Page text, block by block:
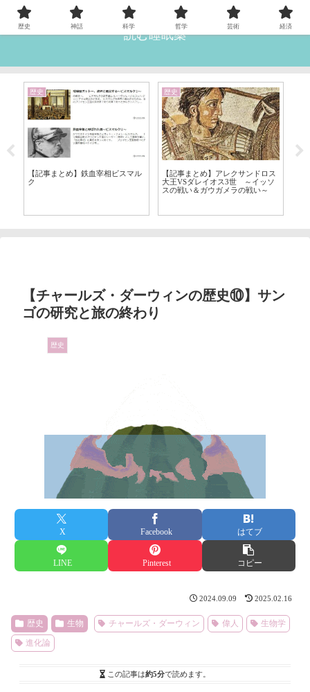
読む睡眠薬
歴史
【記事まとめ】鉄血宰相ビスマル
ク
歴史
【記事まとめ】アレクサンドロス
大王VSダレイオス3世 ～イッソ
スの戦い＆ガウガメラの戦い～
【チャールズ・ダーウィンの歴史⑩】サン
ゴの研究と旅の終わり
歴史
X Facebook はてブ
LINE Pinterest コピー
2024.09.09 2025.02.16
歴史 生物 チャールズ・ダーウィン 偉人
生物学
進化論
この記事は約5分で読めます。
歴史 神話 科学 哲学 芸術 経済